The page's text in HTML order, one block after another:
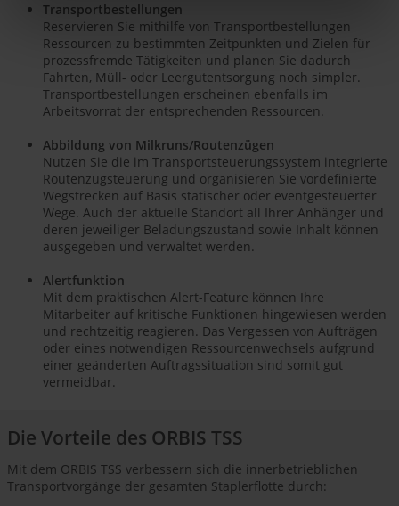
Transportbestellungen
Reservieren Sie mithilfe von Transportbestellungen
Ressourcen zu bestimmten Zeitpunkten und Zielen für
prozessfremde Tätigkeiten und planen Sie dadurch
Fahrten, Müll- oder Leergutentsorgung noch simpler.
Transportbestellungen erscheinen ebenfalls im
Arbeitsvorrat der entsprechenden Ressourcen.
Abbildung von Milkruns/Routenzügen
Nutzen Sie die im Transportsteuerungssystem integrierte
Routenzugsteuerung und organisieren Sie vordefinierte
Wegstrecken auf Basis statischer oder eventgesteuerter
Wege. Auch der aktuelle Standort all Ihrer Anhänger und
deren jeweiliger Beladungszustand sowie Inhalt können
ausgegeben und verwaltet werden.
Alertfunktion
Mit dem praktischen Alert-Feature können Ihre
Mitarbeiter auf kritische Funktionen hingewiesen werden
und rechtzeitig reagieren. Das Vergessen von Aufträgen
oder eines notwendigen Ressourcenwechsels aufgrund
einer geänderten Auftragssituation sind somit gut
vermeidbar.
Die Vorteile des ORBIS TSS
Mit dem ORBIS TSS verbessern sich die innerbetrieblichen
Transportvorgänge der gesamten Staplerflotte durch: